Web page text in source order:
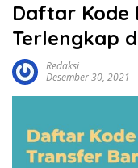
Daftar Kode
Terlengkap
Redaksi
Desember 30, 2021